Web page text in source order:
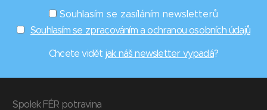
Souhlasím se zasíláním newsletterů
Souhlasím se zpracováním a ochranou osobních údajů
Chcete vidět jak náš newsletter vypadá?
Spolek FÉR potravina